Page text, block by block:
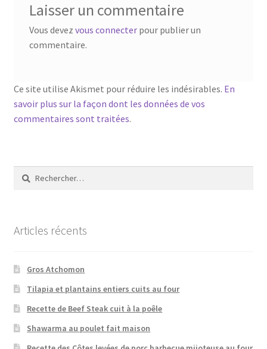
Laisser un commentaire
Vous devez vous connecterpour publier un
commentaire.
Ce site utilise Akismet pour réduire les indésirables. En
savoir plus sur la façon dont les données de vos
commentaires sont traitées.
Rechercher :
Articles récents
Gros Atchomon
Tilapia et plantains entiers cuits au four
Recette de Beef Steak cuit à la poêle
Shawarma au poulet fait maison